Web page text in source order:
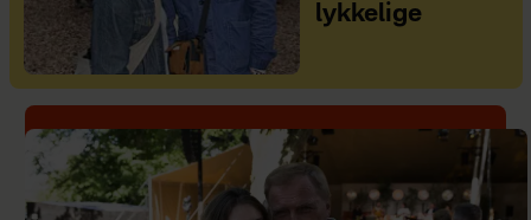
lykkelige